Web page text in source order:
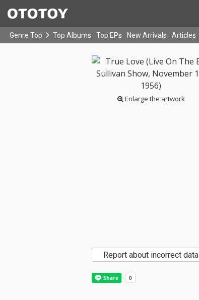
Genre Top Top Albums Top EPs New Arrivals Articles
Enlarge the artwork
Report about incorrect data